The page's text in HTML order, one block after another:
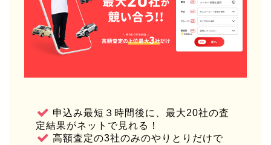
申込み最短３時間後に、最大20社の査
定結果がネットで見れる！
高額査定の3社のみのやりとりだけで